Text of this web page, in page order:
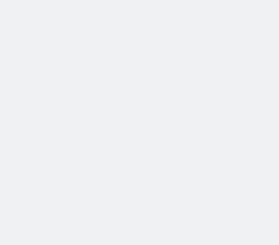
Рецепт
Что можно
новости Mail,